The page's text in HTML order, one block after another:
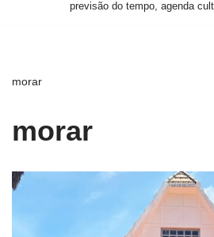
previsão do tempo, agenda
morar
morar